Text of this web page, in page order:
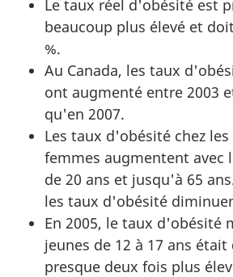
Le taux réel d'obésité est
beaucoup plus élevé et
%.
Au Canada, les taux
ont augmenté entre 2003
qu'en 2007.
Les taux d'obésité chez
femmes augmentent avec
de 20 ans et jusqu'à 65
les taux d'obésité
En 2005, le taux d'obésité
jeunes de 12 à 17 ans était
presque deux fois plus